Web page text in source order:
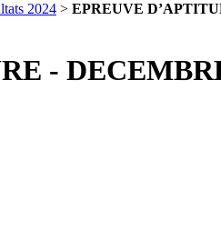
2024 > EPREUVE
-